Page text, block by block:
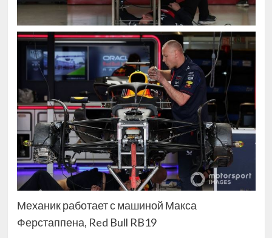
Механик работает с машиной Макса
Ферстаппена, Red Bull RB19